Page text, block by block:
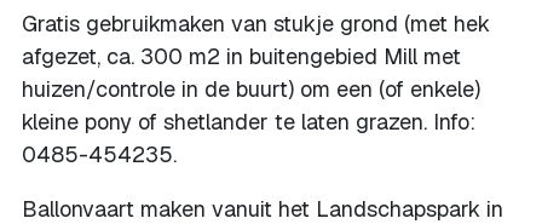
Gratis gebruikmaken van stukje grond (met hek
afgezet, ca. 300 m2 in buitengebied Mill met
huizen/controle in de buurt) om een (of enkele)
kleine pony of shetlander te laten grazen. Info:
0485-454235.
Ballonvaart maken vanuit het Landschapspark in